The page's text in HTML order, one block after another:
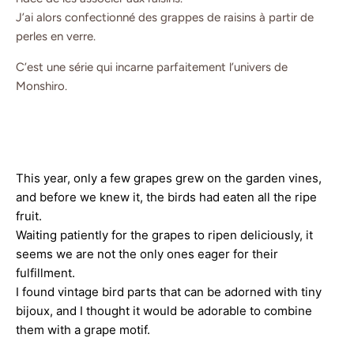
J’ai alors confectionné des grappes de raisins à partir de
perles en verre.
C’est une série qui incarne parfaitement l’univers de
Monshiro.
This year, only a few grapes grew on the garden vines,
and before we knew it, the birds had eaten all the ripe
fruit.
Waiting patiently for the grapes to ripen deliciously, it
seems we are not the only ones eager for their
fulfillment.
I found vintage bird parts that can be adorned with tiny
bijoux, and I thought it would be adorable to combine
them with a grape motif.